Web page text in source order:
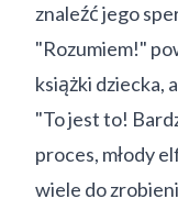
znaleźć jego
"Rozumiem!"
książki dziecka,
"To jest to!
proces, młody
wiele do